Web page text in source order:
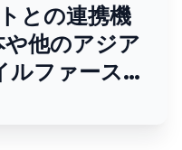
との連携機
他のアジア
ファースト
強化〜